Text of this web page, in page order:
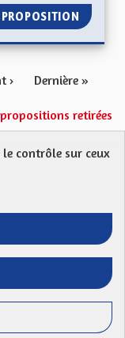
› Dernière »
retirées
Data
- Collectivité
mains - Collectivité
vos mains -
(Lien externe)
le contrôle sur ceux